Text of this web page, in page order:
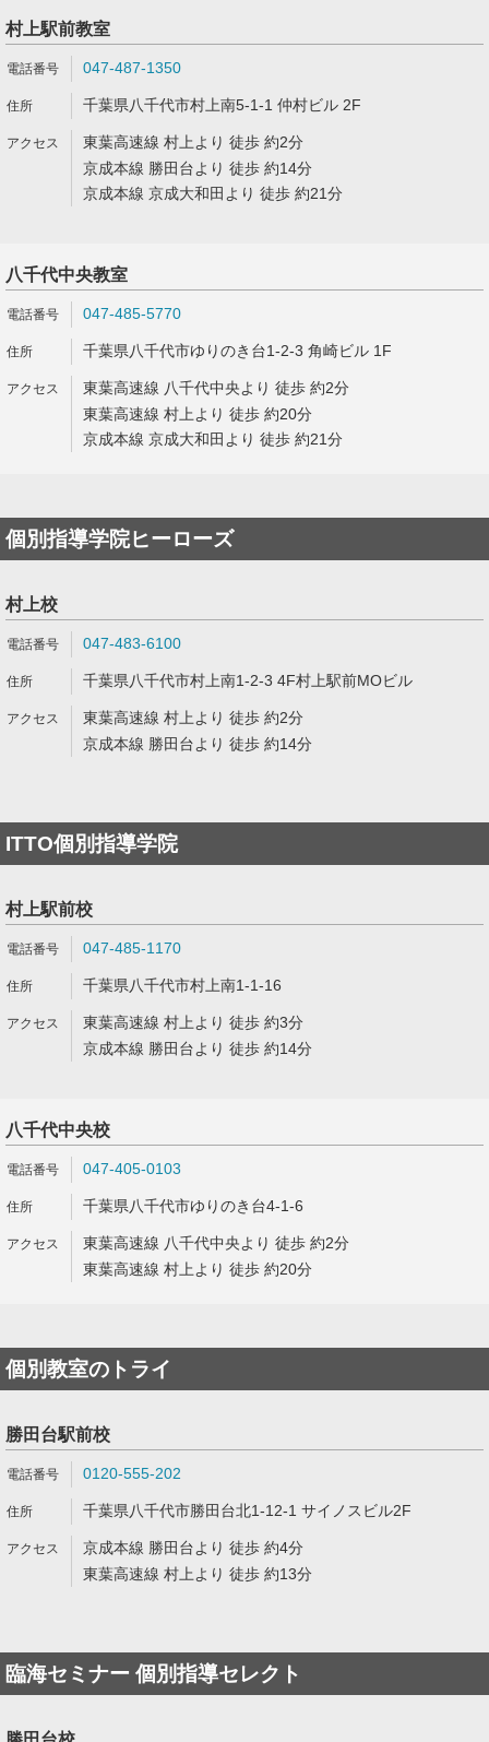
村上駅前教室
047-487-1350
千葉県八千代市村上南5-1-1 仲村ビル 2F
東葉高速線 村上より 徒歩 約2分
京成本線 勝田台より 徒歩 約14分
京成本線 京成大和田より 徒歩 約21分
八千代中央教室
047-485-5770
千葉県八千代市ゆりのき台1-2-3 角崎ビル 1F
東葉高速線 八千代中央より 徒歩 約2分
東葉高速線 村上より 徒歩 約20分
京成本線 京成大和田より 徒歩 約21分
個別指導学院ヒーローズ
村上校
047-483-6100
千葉県八千代市村上南1-2-3 4F村上駅前MOビル
東葉高速線 村上より 徒歩 約2分
京成本線 勝田台より 徒歩 約14分
ITTO個別指導学院
村上駅前校
047-485-1170
千葉県八千代市村上南1-1-16
東葉高速線 村上より 徒歩 約3分
京成本線 勝田台より 徒歩 約14分
八千代中央校
047-405-0103
千葉県八千代市ゆりのき台4-1-6
東葉高速線 八千代中央より 徒歩 約2分
東葉高速線 村上より 徒歩 約20分
個別教室のトライ
勝田台駅前校
0120-555-202
千葉県八千代市勝田台北1-12-1 サイノスビル2F
京成本線 勝田台より 徒歩 約4分
東葉高速線 村上より 徒歩 約13分
臨海セミナー 個別指導セレクト